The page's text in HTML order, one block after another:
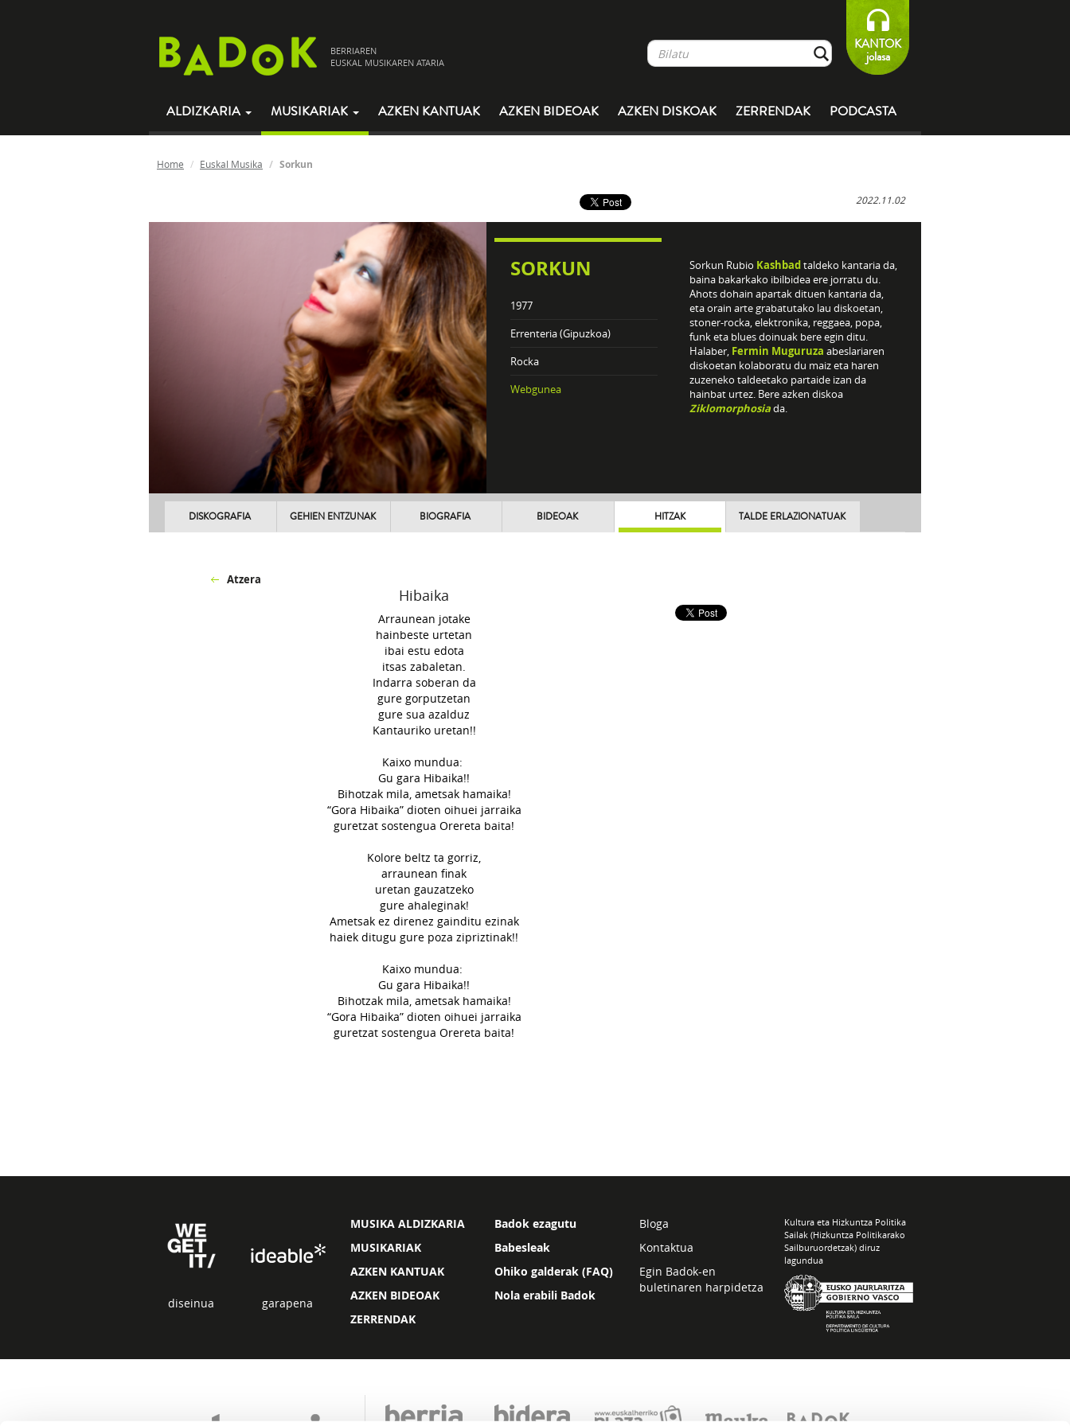
BERRIAREN
EUSKAL MUSIKAREN ATARIA
KANTOK
jolasa
ALDIZKARIA MUSIKARIAK AZKEN KANTUAK AZKEN BIDEOAK AZKEN DISKOAK ZERRENDAK PODCASTA
Home Euskal Musika Sorkun
2022.11.02
SORKUN
1977
Errenteria (Gipuzkoa)
Rocka
Webgunea
Sorkun Rubio Kashbadtaldeko kantaria da,
baina bakarkako ibilbidea ere jorratu du.
Ahots dohain apartak dituen kantaria da,
eta orain arte grabatutako lau diskoetan,
stoner-rocka, elektronika, reggaea, popa,
funk eta blues doinuak bere egin ditu.
Halaber, Fermin Muguruza abeslariaren
diskoetan kolaboratu du maiz eta haren
zuzeneko taldeetako partaide izan da
hainbat urtez. Bere azken diskoa
Ziklomorphosiada.
DISKOGRAFIA GEHIEN ENTZUNAK BIOGRAFIA BIDEOAK HITZAK TALDE ERLAZIONATUAK
Atzera
Hibaika
Arraunean jotake
hainbeste urtetan
ibai estu edota
itsas zabaletan.
Indarra soberan da
gure gorputzetan
gure sua azalduz
Kantauriko uretan!!
Kaixo mundua:
Gu gara Hibaika!!
Bihotzak mila, ametsak hamaika!
“Gora Hibaika” dioten oihuei jarraika
guretzat sostengua Orereta baita!
Kolore beltz ta gorriz,
arraunean finak
uretan gauzatzeko
gure ahaleginak!
Ametsak ez direnez gainditu ezinak
haiek ditugu gure poza zipriztinak!!
Kaixo mundua:
Gu gara Hibaika!!
Bihotzak mila, ametsak hamaika!
“Gora Hibaika” dioten oihuei jarraika
guretzat sostengua Orereta baita!
diseinua garapena
MUSIKA ALDIZKARIA
MUSIKARIAK
AZKEN KANTUAK
AZKEN BIDEOAK
ZERRENDAK
Badok ezagutu
Babesleak
Ohiko galderak (FAQ)
Nola erabili Badok
Bloga
Kontaktua
Egin Badok-en
buletinaren harpidetza
Kultura eta Hizkuntza Politika
Sailak (Hizkuntza Politikarako
Sailburuordetzak) diruz
lagundua